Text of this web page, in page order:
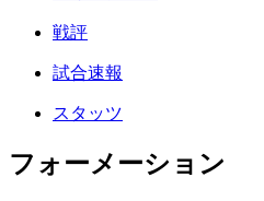
戦評
試合速報
スタッツ
フォーメーション